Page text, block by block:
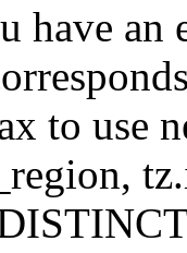
have
to use